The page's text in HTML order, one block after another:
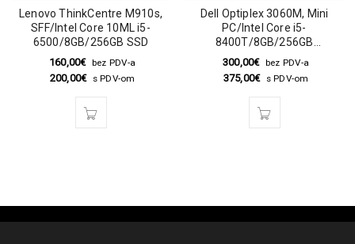
Lenovo ThinkCentre M910s,
SFF/Intel Core 10ML i5-
6500/8GB/256GB SSD
160,00€ bez PDV-a
200,00€ s PDV-om
Dell Optiplex 3060M, Mini
PC/Intel Core i5-
8400T/8GB/256GB
SSD/WINDOWS 10 PRO MAR
300,00€ bez PDV-a
375,00€ s PDV-om